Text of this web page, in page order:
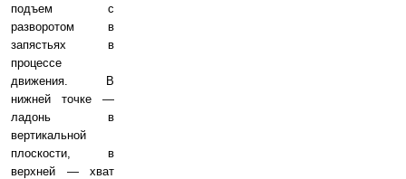
подъем с
разворотом в
запястьях в
процессе
движения. В
нижней точке —
ладонь в
вертикальной
плоскости, в
верхней — хват